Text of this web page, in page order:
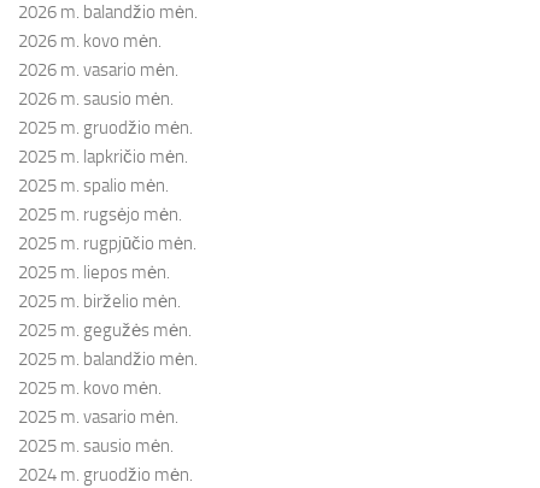
2026 m. balandžio mėn.
2026 m. kovo mėn.
2026 m. vasario mėn.
2026 m. sausio mėn.
2025 m. gruodžio mėn.
2025 m. lapkričio mėn.
2025 m. spalio mėn.
2025 m. rugsėjo mėn.
2025 m. rugpjūčio mėn.
2025 m. liepos mėn.
2025 m. birželio mėn.
2025 m. gegužės mėn.
2025 m. balandžio mėn.
2025 m. kovo mėn.
2025 m. vasario mėn.
2025 m. sausio mėn.
2024 m. gruodžio mėn.